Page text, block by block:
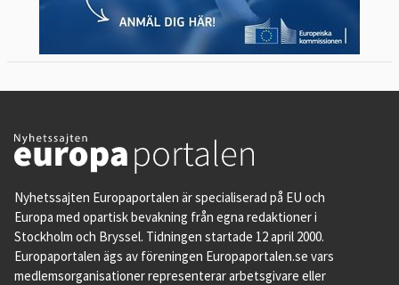
Nyhetssajten Europaportalen är specialiserad på EU och
Europa med opartisk bevakning från egna redaktioner i
Stockholm och Bryssel. Tidningen startade 12 april 2000.
Europaportalen ägs av föreningen Europaportalen.se vars
medlemsorganisationer representerar arbetsgivare eller